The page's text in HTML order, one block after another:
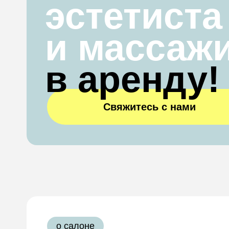
Свяжитесь с нами
эстетиста
и
в аренду!
о салоне